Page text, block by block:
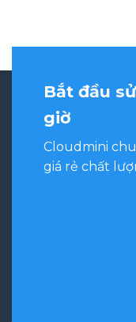
Bắt đầu
giờ
Cloudmini
giá rẻ chất